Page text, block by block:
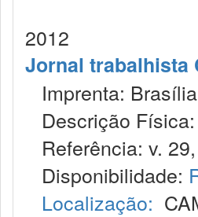
2012
Jornal trabalhista
Imprenta:
Descrição
Referência: v.
Disponibilidade:
Localização: